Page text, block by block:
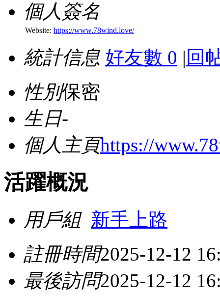
個人簽名
Website: https://www.78wind.love/
統計信息 好友數 0 | 回
性別保密
生日-
個人主頁https://
活躍概況
用戶組 新手上路
註冊時間2025-12-12
最後訪問2025-12-12